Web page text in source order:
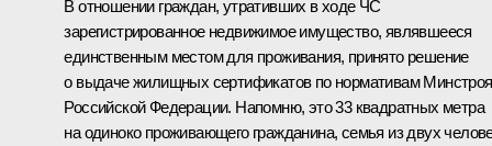
В отношении граждан, утративших в ходе ЧС
зарегистрированное недвижимое имущество, являвшееся
единственным местом для проживания, принято решение
о выдаче жилищных сертификатов по нормативам Минстроя
Российской Федерации. Напомню, это 33 квадратных метра
на одиноко проживающего гражданина, семья из двух